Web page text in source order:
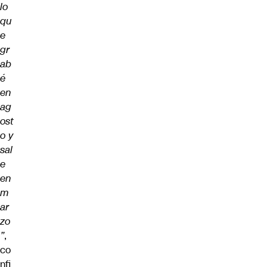
lo
qu
e
gr
ab
é
en
ag
ost
o y
sal
e
en
m
ar
zo
”,
co
nfi